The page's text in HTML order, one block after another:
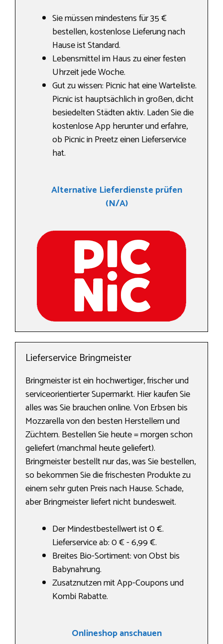
Sie müssen mindestens für 35 €
bestellen, kostenlose Lieferung nach
Hause ist Standard.
Lebensmittel im Haus zu einer festen
Uhrzeit jede Woche.
Gut zu wissen: Picnic hat eine Warteliste.
Picnic ist hauptsächlich in großen, dicht
besiedelten Städten aktiv. Laden Sie die
kostenlose App herunter und erfahre,
ob Picnic in Preetz einen Lieferservice
hat.
Alternative Lieferdienste prüfen
(N/A)
Lieferservice Bringmeister
Bringmeister ist ein hochwertiger, frischer und
serviceorientierter Supermarkt. Hier kaufen Sie
alles was Sie brauchen online. Von Erbsen bis
Mozzarella von den besten Herstellern und
Züchtern. Bestellen Sie heute = morgen schon
geliefert (manchmal heute geliefert).
Bringmeister bestellt nur das, was Sie bestellen,
so bekommen Sie die frischesten Produkte zu
einem sehr guten Preis nach Hause. Schade,
aber Bringmeister liefert nicht bundesweit.
Der Mindestbestellwert ist 0 €.
Lieferservice ab: 0 € - 6,99 €.
Breites Bio-Sortiment: von Obst bis
Babynahrung.
Zusatznutzen mit App-Coupons und
Kombi Rabatte.
Onlineshop anschauen